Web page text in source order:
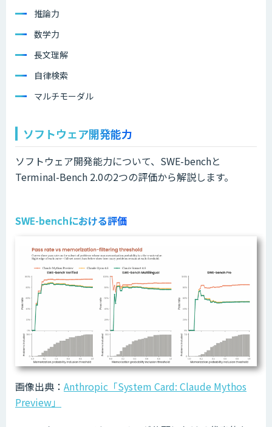
推論力
数学力
長文理解
自律検索
マルチモーダル
ソフトウェア開発能力
ソフトウェア開発能力について、SWE-benchと
Terminal-Bench 2.0の2つの評価から解説します。
SWE-benchにおける評価
画像出典： Anthropic「System Card: Claude Mythos
Preview」